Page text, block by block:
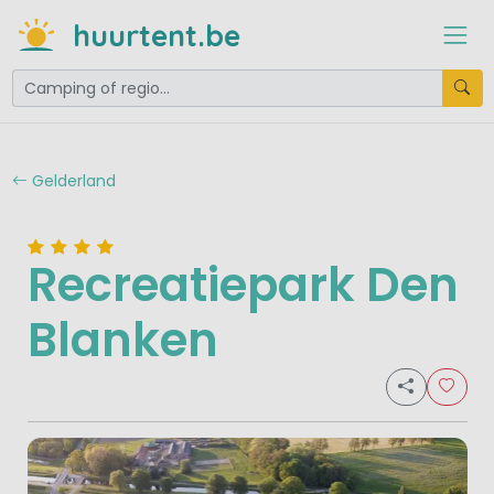
huurtent.be
Gelderland
Recreatiepark Den
Blanken